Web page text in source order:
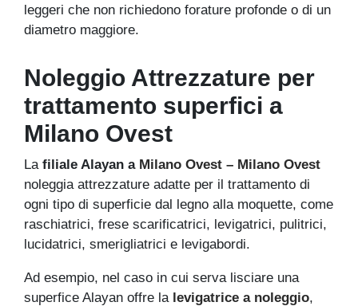
leggeri che non richiedono forature profonde o di un
diametro maggiore.
Noleggio Attrezzature per
trattamento superfici a
Milano Ovest
La filiale Alayan a Milano Ovest – Milano Ovest
noleggia attrezzature adatte per il trattamento di
ogni tipo di superficie dal legno alla moquette, come
raschiatrici, frese scarificatrici, levigatrici, pulitrici,
lucidatrici, smerigliatrici e levigabordi.
Ad esempio, nel caso in cui serva lisciare una
superfice Alayan offre la levigatrice a noleggio,